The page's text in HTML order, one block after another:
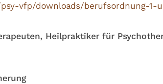
vfp/downloads/berufsordnung-1-
Heilpraktiker für